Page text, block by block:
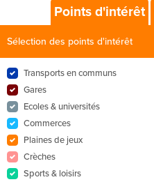
Points d'intérêt
Sélection des points d'intérêt
Transports en communs
Gares
Ecoles & universités
Commerces
Plaines de jeux
Crèches
Sports & loisirs